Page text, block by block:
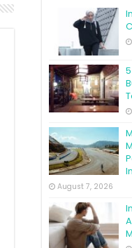
August 7, 2026